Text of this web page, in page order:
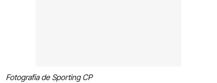
Fotografia de Sporting CP